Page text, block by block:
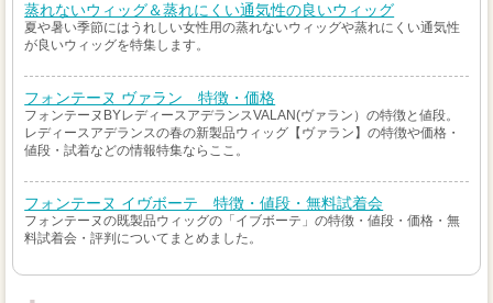
蒸れないウィッグ＆蒸れにくい通気性の良いウィッグ
夏や暑い季節にはうれしい女性用の蒸れないウィッグや蒸れにくい通気性
が良いウィッグを特集します。
フォンテーヌ ヴァラン 特徴・価格
フォンテーヌBYレディースアデランスVALAN(ヴァラン）の特徴と値段。
レディースアデランスの春の新製品ウィッグ【ヴァラン】の特徴や価格・
値段・試着などの情報特集ならここ。
フォンテーヌ イヴボーテ 特徴・値段・無料試着会
フォンテーヌの既製品ウィッグの「イブボーテ」の特徴・値段・価格・無
料試着会・評判についてまとめました。